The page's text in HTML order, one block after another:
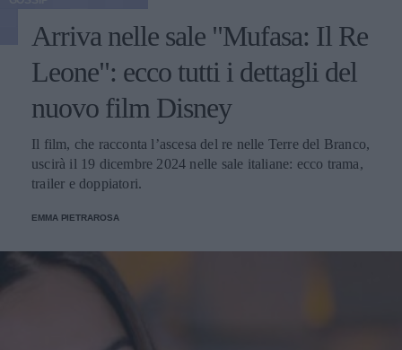
Arriva nelle sale "Mufasa: Il Re
Leone": ecco tutti i dettagli del
nuovo film Disney
Il film, che racconta l’ascesa del re nelle Terre del Branco,
uscirà il 19 dicembre 2024 nelle sale italiane: ecco trama,
trailer e doppiatori.
EMMA PIETRAROSA